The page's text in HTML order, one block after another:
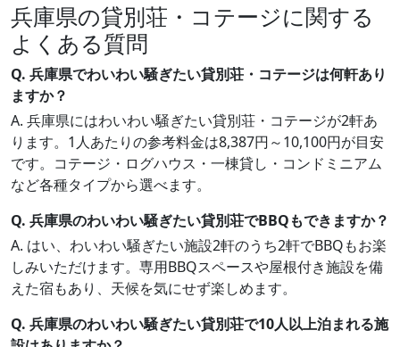
兵庫県の貸別荘・コテージに関する
よくある質問
Q. 兵庫県でわいわい騒ぎたい貸別荘・コテージは何軒あり
ますか？
A. 兵庫県にはわいわい騒ぎたい貸別荘・コテージが2軒あ
ります。1人あたりの参考料金は8,387円～10,100円が目安
です。コテージ・ログハウス・一棟貸し・コンドミニアム
など各種タイプから選べます。
Q. 兵庫県のわいわい騒ぎたい貸別荘でBBQもできますか？
A. はい、わいわい騒ぎたい施設2軒のうち2軒でBBQもお楽
しみいただけます。専用BBQスペースや屋根付き施設を備
えた宿もあり、天候を気にせず楽しめます。
Q. 兵庫県のわいわい騒ぎたい貸別荘で10人以上泊まれる施